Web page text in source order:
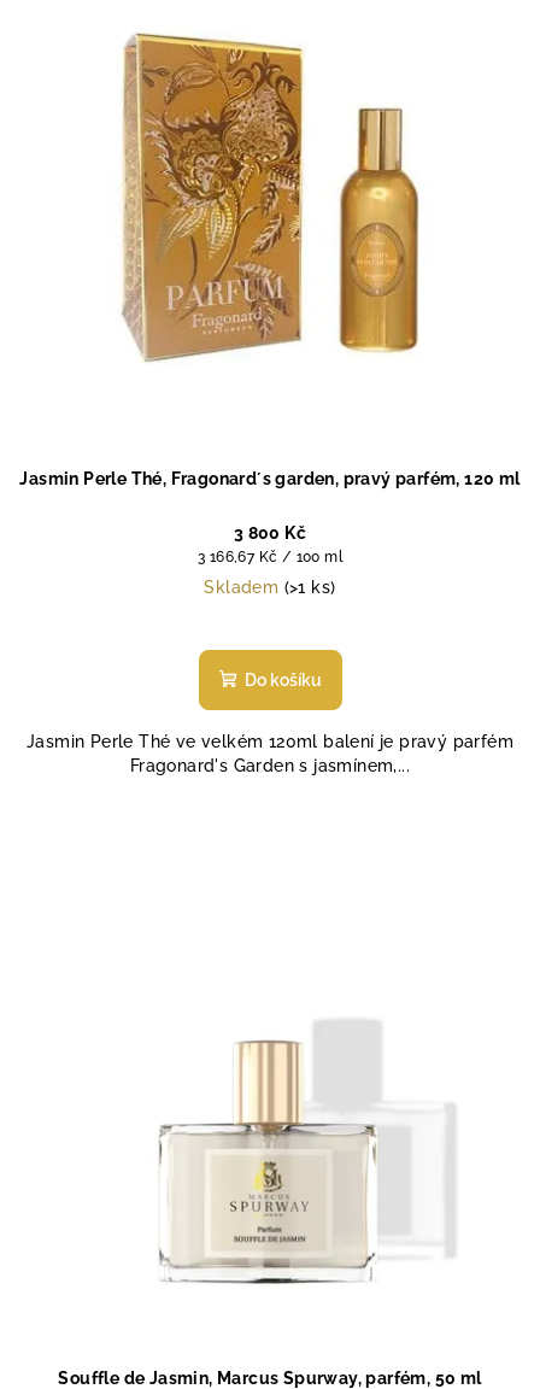
Jasmin Perle Thé, Fragonard´s garden, pravý parfém, 120 ml
3 800 Kč
Měrná
cena:
3 166,67 Kč / 100 ml
Skladem (>1 ks)
hodnocení
produktu
z
5
Do košíku
Jasmin Perle Thé ve velkém 120ml balení je pravý parfém
Fragonard's Garden s jasmínem,...
Souffle de Jasmin, Marcus Spurway, parfém, 50 ml